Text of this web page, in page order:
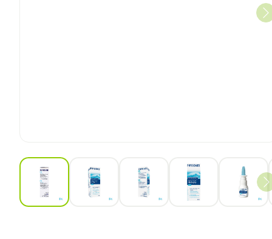
View larger imageView larger imageView larger image
View largerView